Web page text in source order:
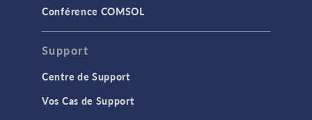
Conférence COMSOL
Support
Centre de Support
Vos Cas de Support